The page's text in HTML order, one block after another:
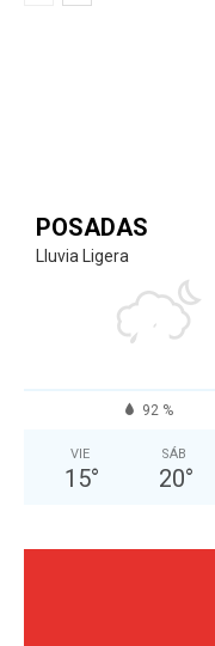
POSADAS
Lluvia Ligera
92 %
VIE
15°
SÁB
20°